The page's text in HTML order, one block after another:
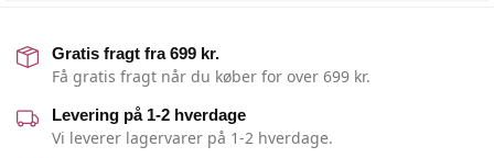
Gratis fragt fra 699 kr.
Få gratis fragt når du køber for over 699 kr.
Levering på 1-2 hverdage
Vi leverer lagervarer på 1-2 hverdage.